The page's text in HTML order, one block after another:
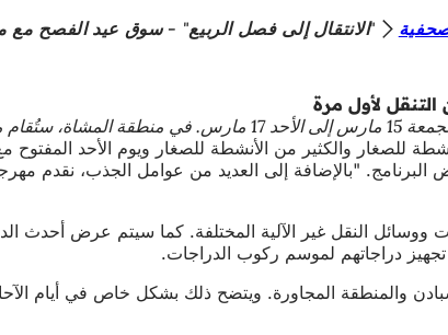
"الانتقال إلى فصل الربيع" - سوق عيد الفصح مع
لأول مرة
التنقل لأول مرة.
للصغار والكثير من الأنشطة للصغار ويوم الأحد
دراجاتهم لموسم ركوب الدراجات.
والمنطقة المجاورة. ويتضح ذلك بشكل خاص في أيام